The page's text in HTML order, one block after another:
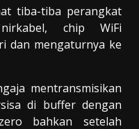
tiba-tiba perangkat
chip WiFi
dan mengaturnya ke
mentransmisikan
di buffer dengan
bahkan setelah